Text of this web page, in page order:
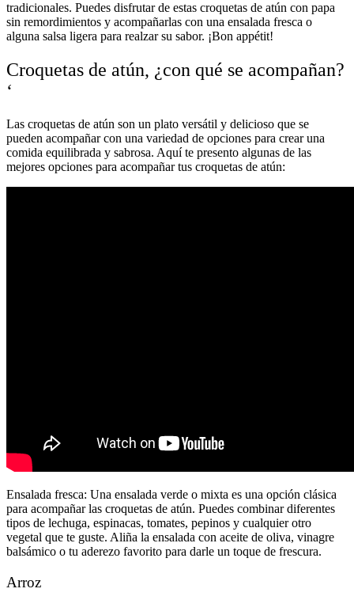
tradicionales. Puedes disfrutar de estas croquetas de atún con papa
sin remordimientos y acompañarlas con una ensalada fresca o
alguna salsa ligera para realzar su sabor. ¡Bon appétit!
Croquetas de atún, ¿con qué se acompañan?
‘
Las croquetas de atún son un plato versátil y delicioso que se
pueden acompañar con una variedad de opciones para crear una
comida equilibrada y sabrosa. Aquí te presento algunas de las
mejores opciones para acompañar tus croquetas de atún:
Ensalada fresca: Una ensalada verde o mixta es una opción clásica
para acompañar las croquetas de atún. Puedes combinar diferentes
tipos de lechuga, espinacas, tomates, pepinos y cualquier otro
vegetal que te guste. Aliña la ensalada con aceite de oliva, vinagre
balsámico o tu aderezo favorito para darle un toque de frescura.
Arroz